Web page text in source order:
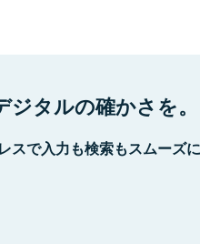
ジタルの確かさを。
スで入力も検索もスムーズ